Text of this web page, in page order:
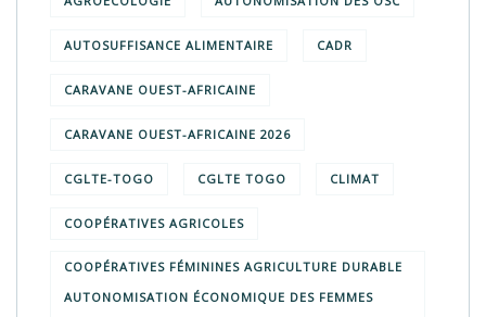
AUTOSUFFISANCE ALIMENTAIRE CADR
CARAVANE OUEST-AFRICAINE
CARAVANE OUEST-AFRICAINE 2026
CGLTE-TOGO CGLTE TOGO CLIMAT
COOPÉRATIVES AGRICOLES
COOPÉRATIVES FÉMININES AGRICULTURE DURABLE
AUTONOMISATION ÉCONOMIQUE DES FEMMES